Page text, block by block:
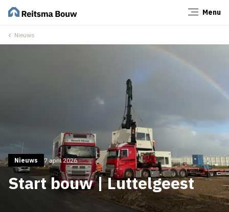
Menu
Nieuws
Nieuws 7 april 2026
Start bouw | Luttelgeest
Sluiten